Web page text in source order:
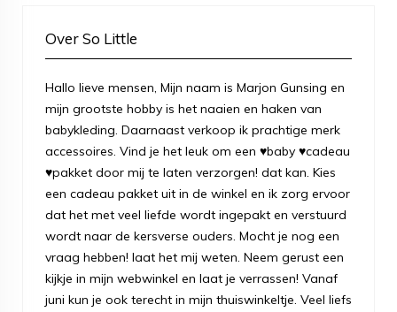
Over So Little
Hallo lieve mensen, Mijn naam is Marjon Gunsing en
mijn grootste hobby is het naaien en haken van
babykleding. Daarnaast verkoop ik prachtige merk
accessoires. Vind je het leuk om een ♥baby ♥cadeau
♥pakket door mij te laten verzorgen! dat kan. Kies
een cadeau pakket uit in de winkel en ik zorg ervoor
dat het met veel liefde wordt ingepakt en verstuurd
wordt naar de kersverse ouders. Mocht je nog een
vraag hebben! laat het mij weten. Neem gerust een
kijkje in mijn webwinkel en laat je verrassen! Vanaf
juni kun je ook terecht in mijn thuiswinkeltje. Veel liefs